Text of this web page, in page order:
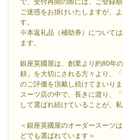
ご迷惑をお掛けいたしますが、
す。
※本返礼品（補助券）について
ます。
銀座英國屋は、創業より約80年
頼」を大切にされる方々より、
のご評価を頂戴し続けてまいり
スーツ店の中で、長きに渡り、
して選ばれ続けていることが、私
＜銀座英國屋のオーダースーツ
どでも選ばれています＞